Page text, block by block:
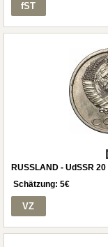
fST
RUSSLAND - UdSSR
Schätzung: 5€
VZ